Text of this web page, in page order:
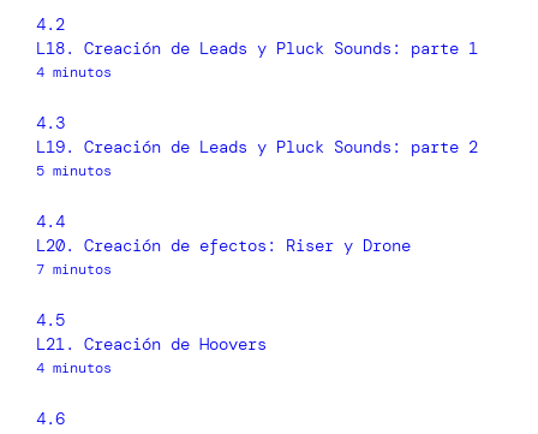
4.2
L18. Creación de Leads y Pluck Sounds: parte 1
4 minutos
4.3
L19. Creación de Leads y Pluck Sounds: parte 2
5 minutos
4.4
L20. Creación de efectos: Riser y Drone
7 minutos
4.5
L21. Creación de Hoovers
4 minutos
4.6